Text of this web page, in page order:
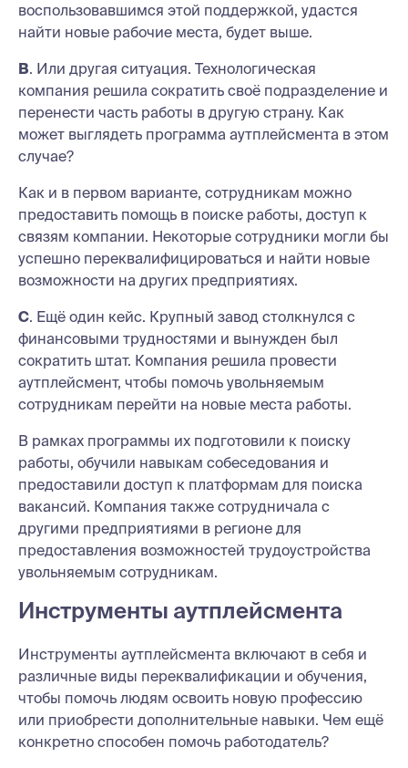
воспользовавшимся этой поддержкой, удастся
найти новые рабочие места, будет выше.
В. Или другая ситуация. Технологическая
компания решила сократить своё подразделение и
перенести часть работы в другую страну. Как
может выглядеть программа аутплейсмента в этом
случае?
Как и в первом варианте, сотрудникам можно
предоставить помощь в поиске работы, доступ к
связям компании. Некоторые сотрудники могли бы
успешно переквалифицироваться и найти новые
возможности на других предприятиях.
С. Ещё один кейс. Крупный завод столкнулся с
финансовыми трудностями и вынужден был
сократить штат. Компания решила провести
аутплейсмент, чтобы помочь увольняемым
сотрудникам перейти на новые места работы.
В рамках программы их подготовили к поиску
работы, обучили навыкам собеседования и
предоставили доступ к платформам для поиска
вакансий. Компания также сотрудничала с
другими предприятиями в регионе для
предоставления возможностей трудоустройства
увольняемым сотрудникам.
Инструменты аутплейсмента
Инструменты аутплейсмента включают в себя и
различные виды переквалификации и обучения,
чтобы помочь людям освоить новую профессию
или приобрести дополнительные навыки. Чем ещё
конкретно способен помочь работодатель?